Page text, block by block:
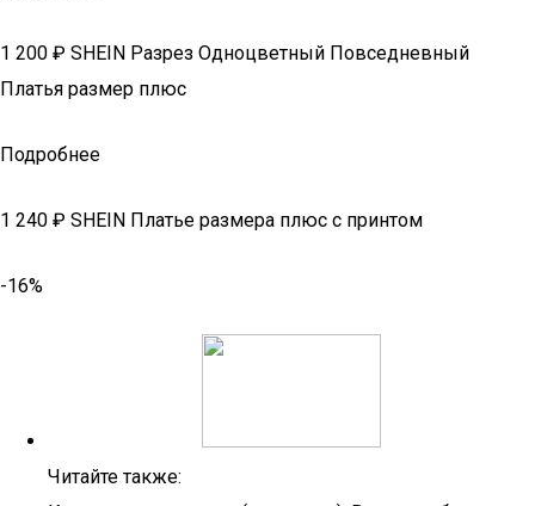
1 200 ₽ SHEIN Разрез Одноцветный Повседневный
Платья размер плюс
Подробнее
1 240 ₽ SHEIN Платье размера плюс с принтом
-16%
Читайте также: